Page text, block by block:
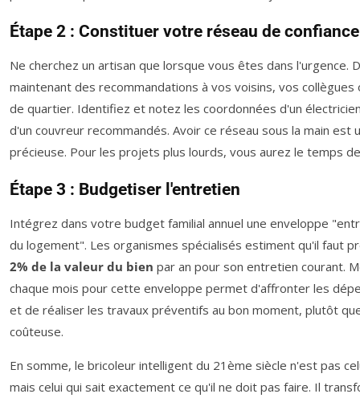
Étape 2 : Constituer votre réseau de confiance
Ne cherchez un artisan que lorsque vous êtes dans l'urgence.
maintenant des recommandations à vos voisins, vos
de quartier. Identifiez et notez les coordonnées d'un
d'un couvreur recommandés. Avoir ce réseau sous la main est
précieuse. Pour les projets plus lourds, vous aurez le temps
Étape 3 : Budgetiser l'entretien
Intégrez dans votre budget familial annuel une enveloppe
du logement". Les organismes spécialisés estiment qu'il faut
2% de la valeur du bien par an pour son entretien courant.
chaque mois pour cette enveloppe permet d'affronter les
et de réaliser les travaux préventifs au bon moment, plutôt
coûteuse.
En somme, le bricoleur intelligent du 21ème siècle n'est pas
mais celui qui sait exactement ce qu'il ne doit pas faire. Il